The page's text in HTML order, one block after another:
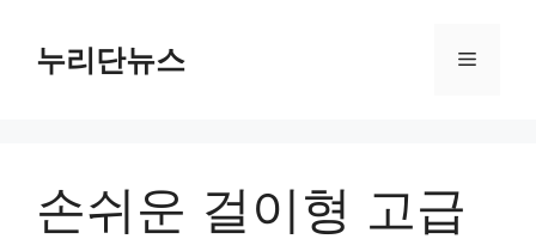
누리단뉴스 메
손쉬운 걸이형 고급